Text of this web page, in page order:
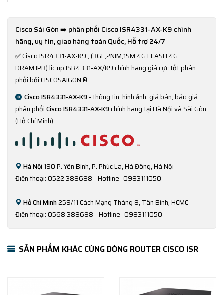
Cisco Sài Gòn ➡️ phân phối Cisco ISR4331-AX-K9 chính
hãng, uy tín, giao hàng toàn Quốc, Hỗ trợ 24/7
✅Cisco ISR4331-AX-K9 , (3GE,2NIM,1SM,4G FLASH,4G
DRAM,IPB) lic up ISR4331-AX/K9 chính hãng giá cực tốt phân
phối bởi CISCOSAIGON ®
Cisco ISR4331-AX-K9 - thông tin, hình ảnh, giá bán, báo giá
phân phốiCisco ISR4331-AX-K9chính hãng tại Hà Nội và Sài Gòn
(Hồ Chí Minh)
Hà Nội190 P. Yên Bình, P. Phúc La, Hà Đông, Hà Nội
Điện thoại: 0522 388688 - Hotline 0983111050
Hồ Chí Minh259/11 Cách Mạng Tháng 8, Tân Bình, HCMC
Điện thoại: 0568 388688 - Hotline 0983111050
SẢN PHẨM KHÁC CÙNG DÒNG ROUTER CISCO ISR